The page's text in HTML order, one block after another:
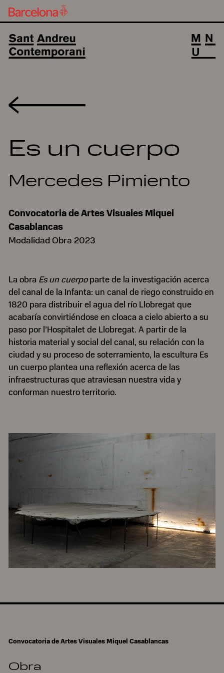
Es un cuerpo
Mercedes Pimiento
Convocatoria de Artes Visuales Miquel
Casablancas
Modalidad Obra 2023
La obra Es un cuerpoparte de la investigación acerca
del canal de la Infanta: un canal de riego construido en
1820 para distribuir el agua del río Llobregat que
acabaría convirtiéndose en cloaca a cielo abierto a su
paso por l’Hospitalet de Llobregat. A partir de la
historia material y social del canal, su relación con la
ciudad y su proceso de soterramiento, la escultura Es
un cuerpo plantea una reflexión acerca de las
infraestructuras que atraviesan nuestra vida y
conforman nuestro territorio.
Convocatoria de Artes Visuales Miquel Casablancas
Obra